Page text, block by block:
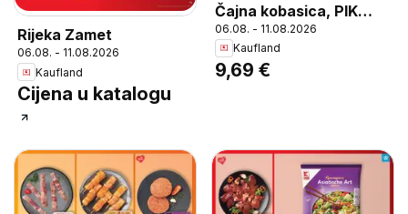
Rijeka Zamet
06.08. - 11.08.2026
Kaufland
Cijena u katalogu
Čajna kobasica, PIK
Zimska, Kulen ili Čajna
kobasica 650 g
06.08. - 11.08.2026
Kaufland
9,69 €